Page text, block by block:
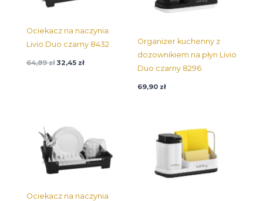
Ociekacz na naczynia
Livio Duo czarny 8432
64,89zł 32,45 zł
Organizer kuchenny z
dozownikiem na płyn Livio
Duo czarny 8296
69,90 zł
Ociekacz na naczynia